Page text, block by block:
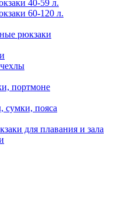
40-59 л.
60-120 л.
рюкзаки
портмоне
сумки, пояса
для плавания и зала